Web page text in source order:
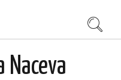
Naceva